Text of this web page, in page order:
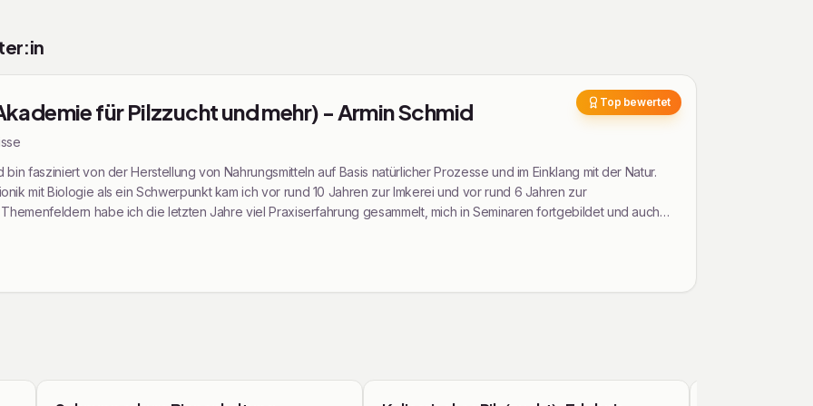
Top bewertet
für Pilzzucht und mehr) - Armin Schmid
se
bin fasziniert von der Herstellung von Nahrungsmitteln auf Basis natürlicher Prozesse und im Einklang mit der Natur.
mit Biologie als ein Schwerpunkt kam ich vor rund 10 Jahren zur Imkerei und vor rund 6 Jahren zur
habe ich die letzten Jahre viel Praxiserfahrung gesammelt, mich in Seminaren fortgebildet und auch
Nach einjähriger Teilnahme des Starthaus-Coaching-Programms zur Gründungsvorbereitung in Bremen, habe
zu den Schwerpunkten Speisepilzzucht, Bienenhaltung/Imkerei und Themen im Bereich der